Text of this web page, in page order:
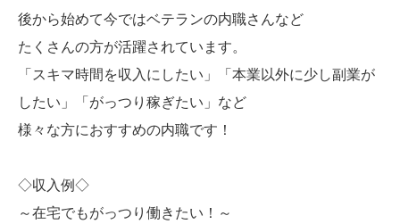
後から始めて今ではベテランの内職さんなど
たくさんの方が活躍されています。
「スキマ時間を収入にしたい」「本業以外に少し副業が
したい」「がっつり稼ぎたい」など
様々な方におすすめの内職です！
◇収入例◇
～在宅でもがっつり働きたい！～